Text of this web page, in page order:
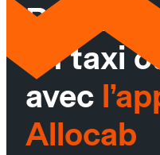
un taxi
avec
Allocab